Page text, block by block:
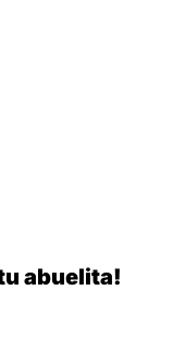
abuelita!